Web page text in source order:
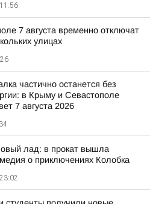
7 августа временно отключат
улицах
частично останется без
в Крыму и Севастополе
7 августа 2026
лад: в прокат вышла
о приключениях Колобка